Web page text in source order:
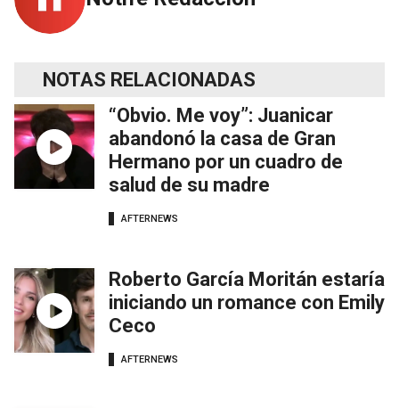
NOTAS RELACIONADAS
“Obvio. Me voy”: Juanicar
abandonó la casa de Gran
Hermano por un cuadro de
salud de su madre
AFTERNEWS
Roberto García Moritán estaría
iniciando un romance con Emily
Ceco
AFTERNEWS